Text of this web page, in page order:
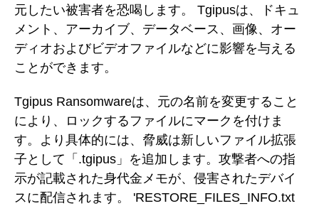
元したい被害者を恐喝します。 Tgipusは、ドキュ
メント、アーカイブ、データベース、画像、オー
ディオおよびビデオファイルなどに影響を与える
ことができます。
Tgipus Ransomwareは、元の名前を変更すること
により、ロックするファイルにマークを付けま
す。より具体的には、脅威は新しいファイル拡張
子として「.tgipus」を追加します。攻撃者への指
示が記載された身代金メモが、侵害されたデバイ
スに配信されます。 'RESTORE_FILES_INFO.txt